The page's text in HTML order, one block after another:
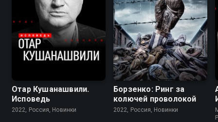
Отар Кушанашвили.
Исповедь
2022, Россия, Новинки
Борзенко: Ринг за
колючей проволокой
2022, Россия, Новинки